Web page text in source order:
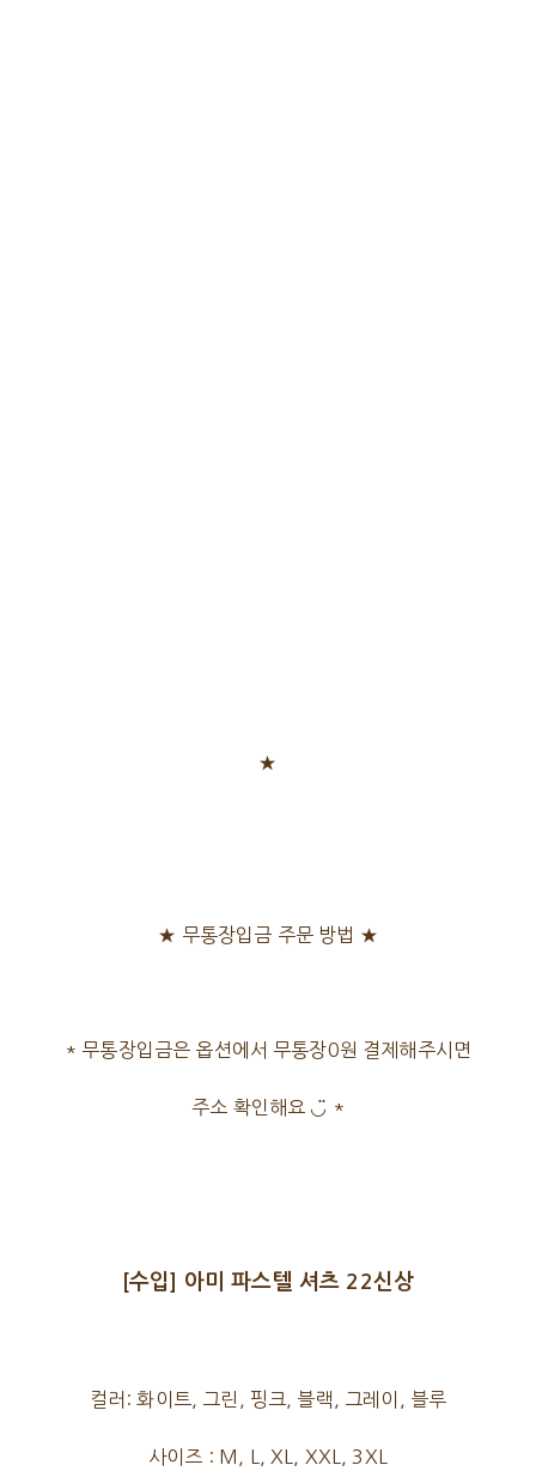
★
★ 무통장입금 주문 방법 ★
* 무통장입금은 옵션에서 무통장0원 결제해주시면
주소 확인해요 ◡̈ *
[수입] 아미 파스텔 셔츠 22신상
컬러: 화이트, 그린, 핑크, 블랙, 그레이, 블루
사이즈 : M, L, XL, XXL, 3XL